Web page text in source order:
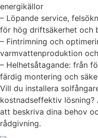
energikällor
– Löpande service,
för hög driftsäkerhet och
– Fintrimning och
varmvattenproduktion
– Helhetsåtagande: från
färdig montering och
Vill du installera
kostnadseffektiv
att beskriva dina behov
rådgivning.